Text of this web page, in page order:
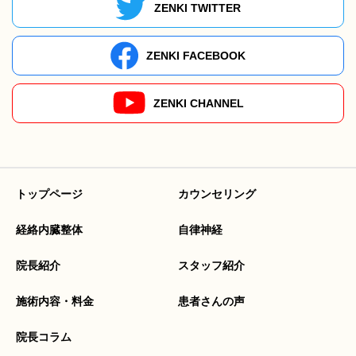
ZENKI TWITTER
ZENKI FACEBOOK
ZENKI CHANNEL
トップページ カウンセリング
経絡内臓整体 自律神経
院長紹介 スタッフ紹介
施術内容・料金 患者さんの声
院長コラム